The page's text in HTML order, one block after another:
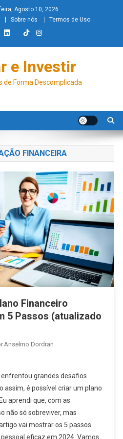
Agosto 10, 2026
Sobre nós Termos de Uso
e Investir
de Forma Descomplicada
FINANCEIRA
Financeiro
5 Passos (atualizado
grandes desafios
assim, é possível criar um plano
aprendi que, com as
não só sobreviver, mas
vai mostrar os 5 passos
eficaz em 2024. Vamos